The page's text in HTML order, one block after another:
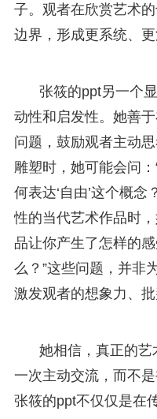
子。观者在欣赏艺术
边界，形成更系统、更
张筱的ppt另一个
动性和启发性。她善
问题，鼓励观者主动
雕塑时，她可能会问
何表达‘自由’这个概念
性的当代艺术作品时
品让你产生了怎样的
么？”这些问题，并非
激发观者的想象力、
她相信，真正的
一次主动交流，而不
张筱的ppt不仅仅是在